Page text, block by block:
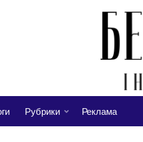
Рубрики Реклама